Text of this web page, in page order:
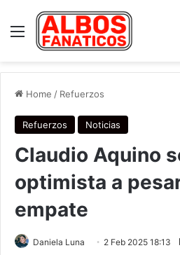
Menu
Home / Refuerzos
Refuerzos Noticias
Claudio Aquino
optimista a
empate
Daniela Luna 2 Feb 2025 18:13